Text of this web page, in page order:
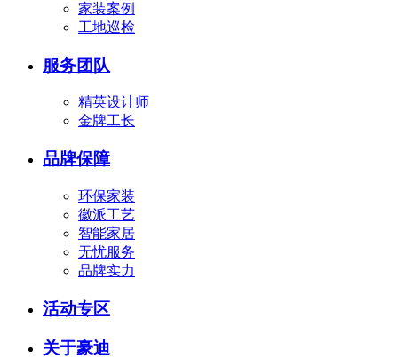
家装案例
工地巡检
服务团队
精英设计师
金牌工长
品牌保障
环保家装
徽派工艺
智能家居
无忧服务
品牌实力
活动专区
关于豪迪